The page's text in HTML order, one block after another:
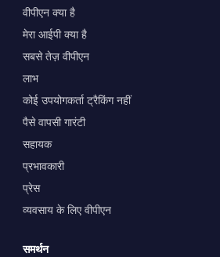
वीपीएन क्या है
मेरा आईपी क्या है
सबसे तेज़ वीपीएन
लाभ
कोई उपयोगकर्ता ट्रैकिंग नहीं
पैसे वापसी गारंटी
सहायक
प्रभावकारी
प्रेस
व्यवसाय के लिए वीपीएन
समर्थन